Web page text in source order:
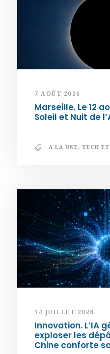
7 AOÛT 2026
Marseille. Le 12
Soleil et Nuit de
A LA UNE, TECH
14 JUILLET 2026
Innovation. L’IA
exploser les
Chine conforte